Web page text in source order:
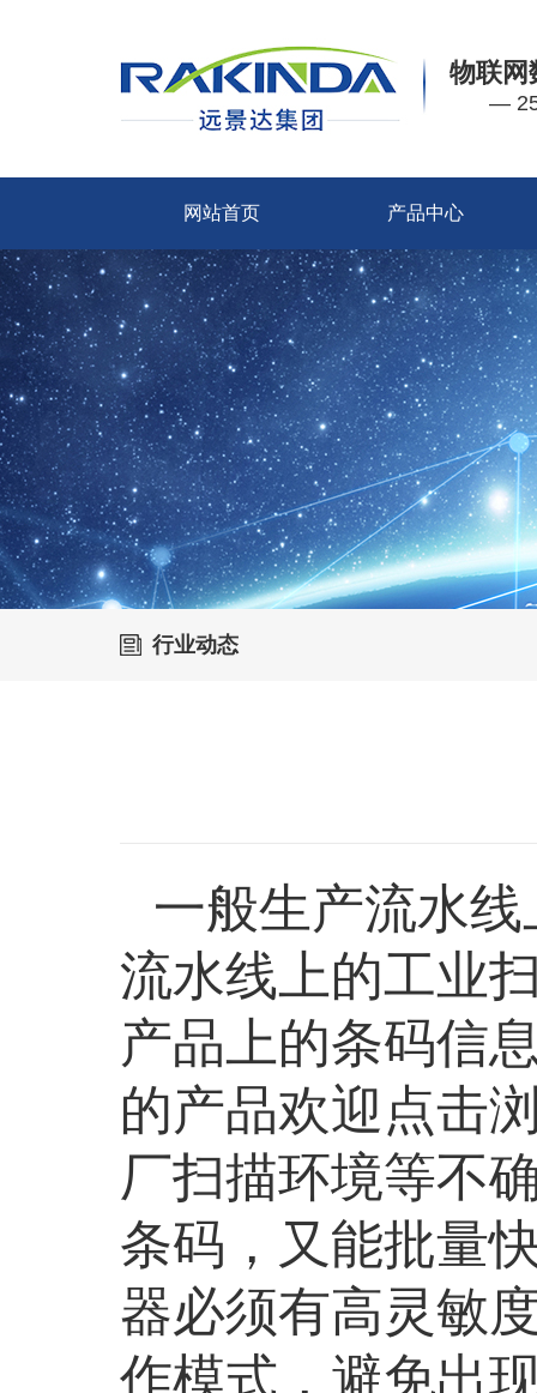
物联网
—
网站首页 产品中心
行业动态
一般生产流水
流水线上的工业
产品上的条码信
的产品欢迎点击
厂扫描环境等不
条码，又能批量
器必须有高灵敏
作模式，避免出